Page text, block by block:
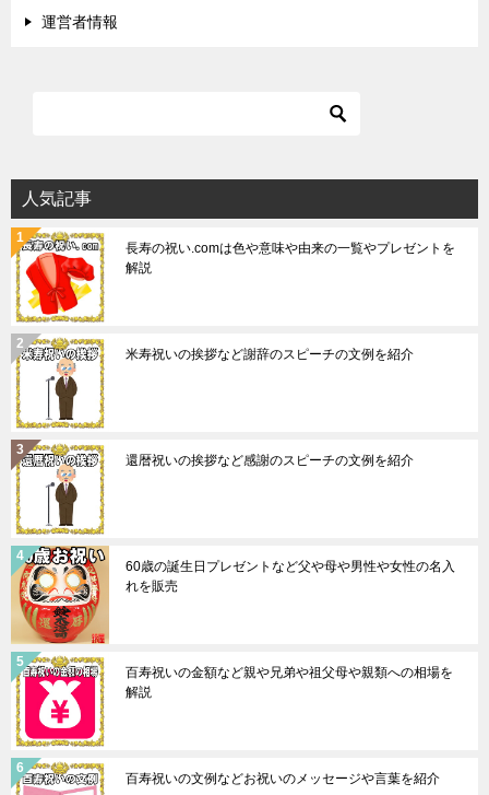
運営者情報
人気記事
長寿の祝い.comは色や意味や由来の一覧やプレゼントを
解説
米寿祝いの挨拶など謝辞のスピーチの文例を紹介
還暦祝いの挨拶など感謝のスピーチの文例を紹介
60歳の誕生日プレゼントなど父や母や男性や女性の名入
れを販売
百寿祝いの金額など親や兄弟や祖父母や親類への相場を
解説
百寿祝いの文例などお祝いのメッセージや言葉を紹介